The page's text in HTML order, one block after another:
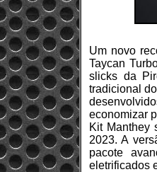
Um novo
Taycan
slicks da
tradicional
economizar
Kit Manthey
2023. A
pacote
eletrificados